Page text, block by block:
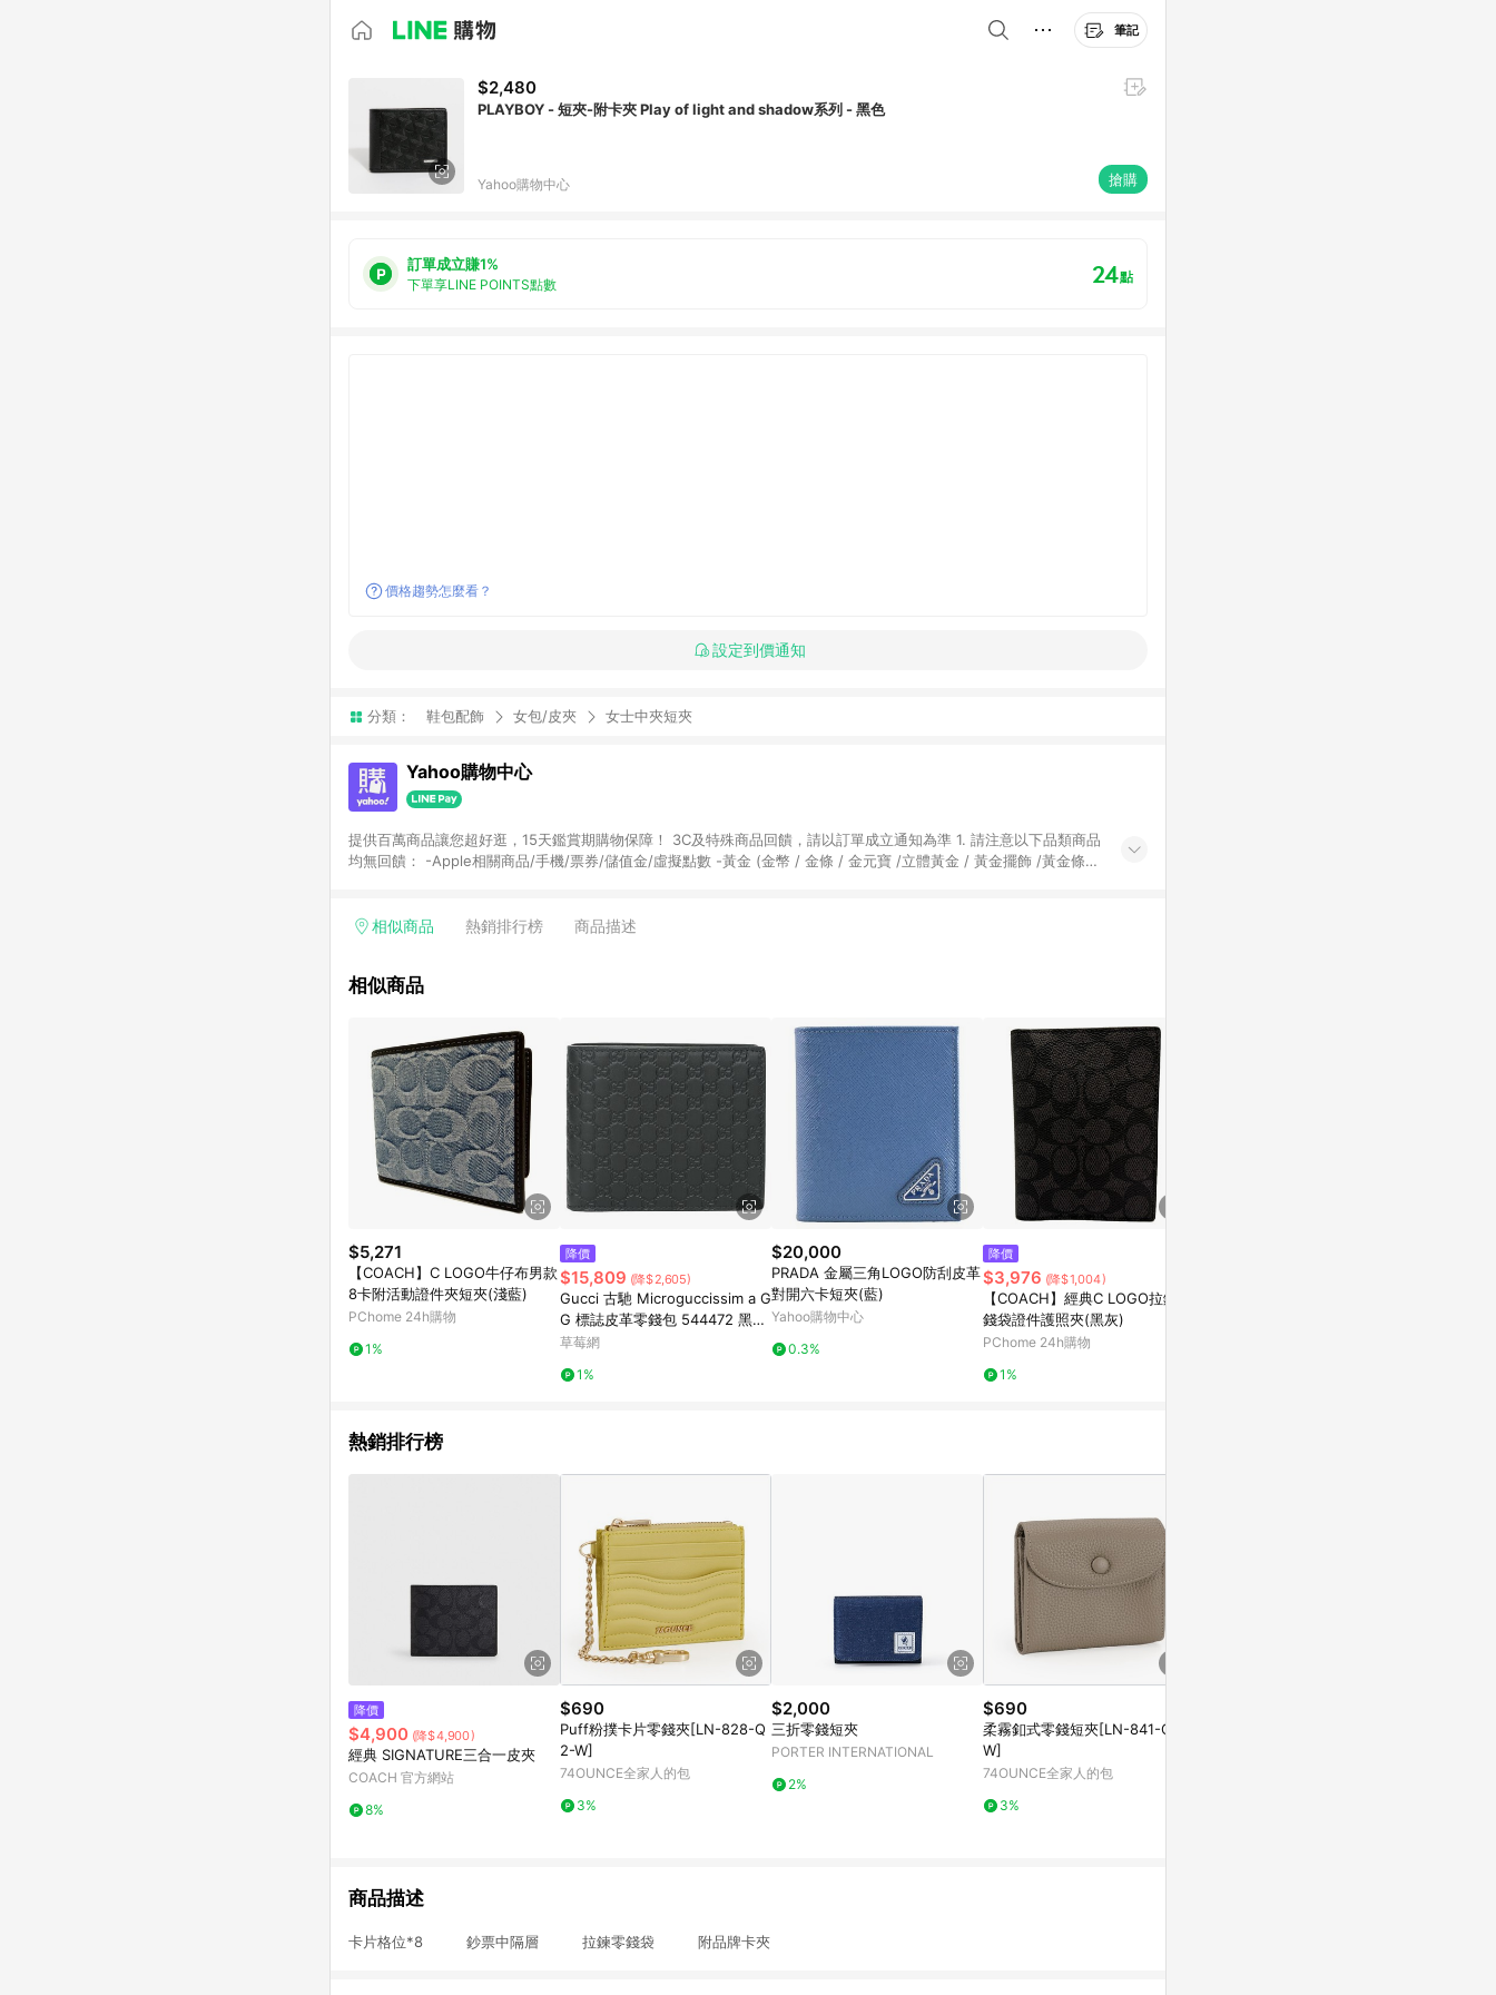
筆記
$2,480
PLAYBOY - 短夾-附卡夾 Play of light and shadow系列 - 黑色
Yahoo購物中心 搶購
訂單成立賺1%
下單享LINE POINTS點數 24點
價格趨勢怎麼看？
設定到價通知
分類： 鞋包配飾 女包/皮夾 女士中夾短夾
Yahoo購物中心
提供百萬商品讓您超好逛，15天鑑賞期購物保障！ 3C及特殊商品回饋，請以訂單成立通知為準 1. 請注意以下品類商品
均無回饋： -Apple相關商品/手機/票券/儲值金/虛擬點數 -黃金 (金幣 / 金條 / 金元寶 /立體黃金 / 黃金擺飾 /黃金條
Yahoo超贈點回饋者 - 購物中心商店之商品：商品賣場中有標示「商店」及顯示商店名稱者(指定活動店家除外) 3. 訂
相似商品 熱銷排行榜 商品描述
相似商品
$5,271
【COACH】C LOGO牛仔布男款
8卡附活動證件夾短夾(淺藍)
PChome 24h購物
1%
降價
$15,809 (降$2,605)
Gucci 古馳 Microguccissim a G
G 標誌皮革零錢包 544472 黑
色-錢包
草莓網
1%
$20,000
PRADA 金屬三角LOGO防刮皮革
對開六卡短夾(藍)
Yahoo購物中心
0.3%
降價
$3,976 (降$1,004)
【COACH】經典C LOGO拉鍊零
錢袋證件護照夾(黑灰)
PChome 24h購物
1%
熱銷排行榜
降價
$4,900 (降$4,900)
經典 SIGNATURE三合一皮夾
COACH 官方網站
8%
$690
Puff粉撲卡片零錢夾[LN-828-Q
2-W]
74OUNCE全家人的包
3%
$2,000
三折零錢短夾
PORTER INTERNATIONAL
2%
$690
柔霧釦式零錢短夾[LN-841-Q3-
W]
74OUNCE全家人的包
3%
商品描述
卡片格位*8 鈔票中隔層 拉鍊零錢袋 附品牌卡夾